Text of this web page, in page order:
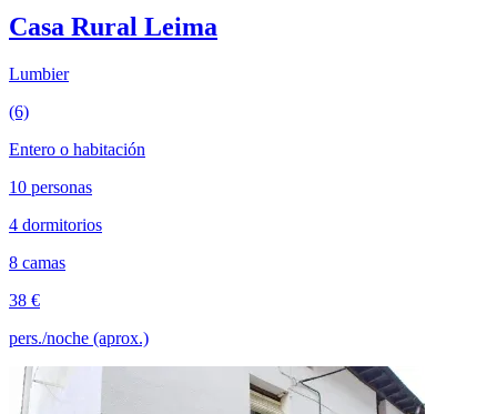
Casa Rural Leima
Lumbier
(6)
Entero o habitación
10 personas
4 dormitorios
8 camas
38 €
pers./noche (aprox.)